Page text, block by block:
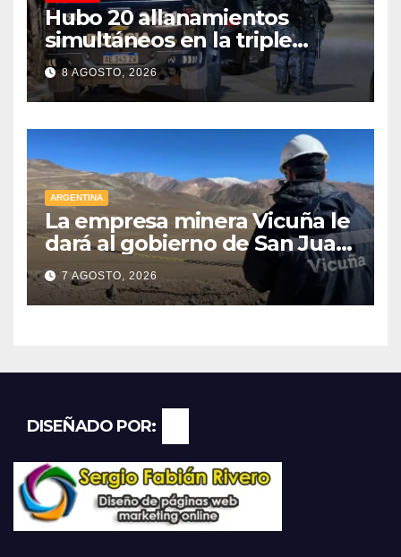
Hubo 20 allanamientos
simultáneos en la triple
frontera de Luján, Maipú y
Godoy Cruz
8 AGOSTO, 2026
ARGENTINA
La empresa minera Vicuña le
dará al gobierno de San Juan
U$D 250 millones cómo un
aporte extraordinario y no
reembolsable
7 AGOSTO, 2026
DISEÑADO POR: